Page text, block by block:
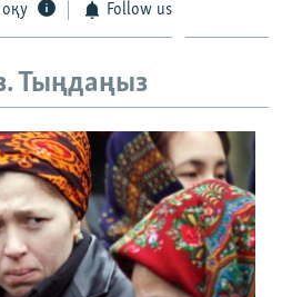
оқу Follow us
Тыңдаңыз